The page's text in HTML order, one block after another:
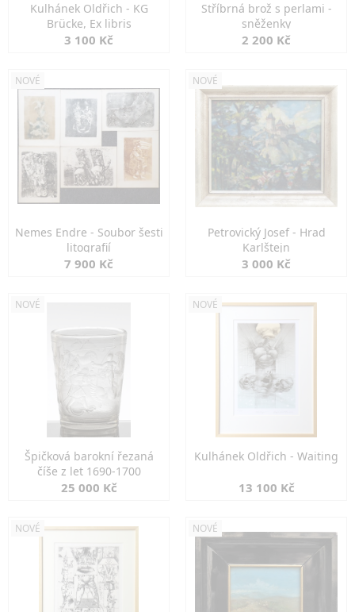
Kulhánek Oldřich - KG
Brücke, Ex libris
3 100 Kč
Stříbrná brož s perlami -
sněženky
2 200 Kč
NOVÉ
Nemes Endre - Soubor šesti
litografií
7 900 Kč
NOVÉ
Petrovický Josef - Hrad
Karlštejn
3 000 Kč
NOVÉ
Špičková barokní řezaná
číše z let 1690-1700
25 000 Kč
NOVÉ
Kulhánek Oldřich - Waiting
13 100 Kč
NOVÉ NOVÉ